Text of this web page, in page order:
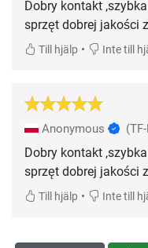
Dobry kontakt
sprzęt dobrej jakości
Till hjälp • Inte till
Anonymous
Dobry kontakt
sprzęt dobrej jakości
Till hjälp • Inte till